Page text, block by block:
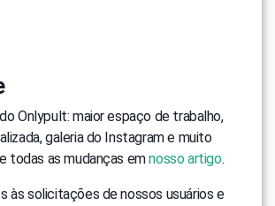
Onlypult: maior espaço de trabalho,
galeria do Instagram e muito
todas as mudanças emnosso artigo.
às solicitações de nossos usuários e